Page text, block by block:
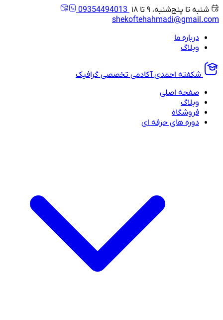
شنبه تا پنج‌شنبه، ۹ تا ۱۸
09354494013
shekoftehahmadi@gmail.com
درباره ما
وبلاگ
شکفته احمدی آکادمی تخصصی گرافیک
صفحه اصلی
وبلاگ
فروشگاه
دوره های حرفه ای